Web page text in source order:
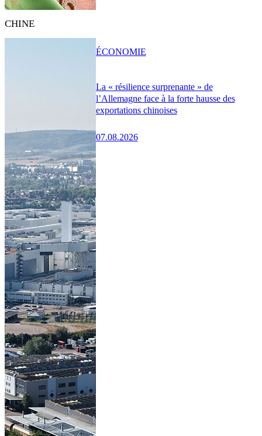
CHINE
La « résilience surprenante » de
l’Allemagne face à la forte hausse des
exportations chinoises
07.08.2026
ÉCONOMIE